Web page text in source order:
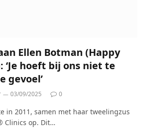
Ellen Botman (Happy
‘Je hoeft bij ons niet te
gevoel’
03/09/2025 0
in 2011, samen met haar tweelingzus
Clinics op. Dit…